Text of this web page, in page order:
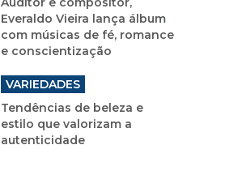
Everaldo Vieira lança álbum
com músicas de fé, romance
e conscientização
VARIEDADES
Tendências de beleza e
estilo que valorizam a
autenticidade